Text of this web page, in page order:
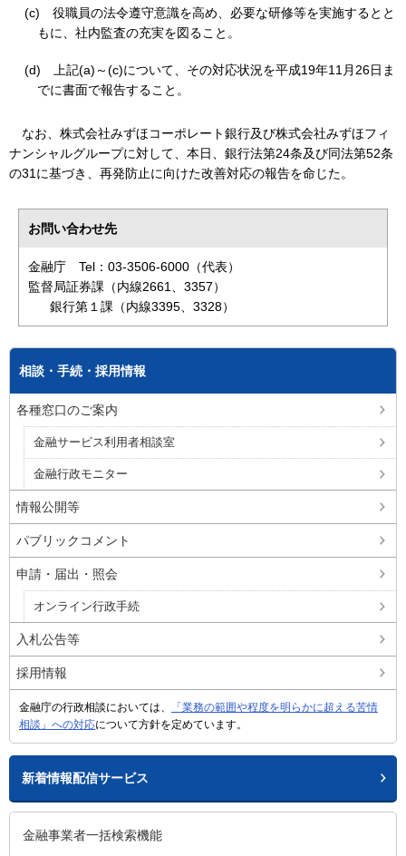
(c)
役職員の法令遵守意識を高め、必要な研修等を実施するとと
もに、社内監査の充実を図ること。
(d)
上記(a)～(c)について、その対応状況を平成19年11月26日ま
でに書面で報告すること。
なお、株式会社みずほコーポレート銀行及び株式会社みずほフィ
ナンシャルグループに対して、本日、銀行法第24条及び同法第52条
の31に基づき、再発防止に向けた改善対応の報告を命じた。
お問い合わせ先
金融庁 Tel：03-3506-6000（代表）
監督局証券課（内線2661、3357）
銀行第１課（内線3395、3328）
相談・手続・採用情報
各種窓口のご案内
金融サービス利用者相談室
金融行政モニター
情報公開等
パブリックコメント
申請・届出・照会
オンライン行政手続
入札公告等
採用情報
金融庁の行政相談においては、
「業務の範囲や程度を明らかに超える苦情
相談」への対応について方針を定めています。
新着情報配信サービス
金融事業者一括検索機能